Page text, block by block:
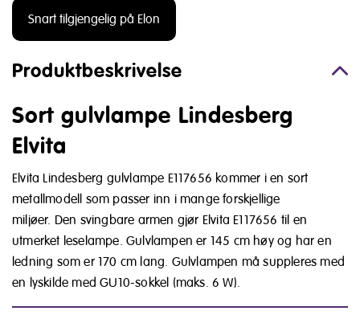
Snart tilgjengelig på Elon
Produktbeskrivelse
Sort gulvlampe Lindesberg
Elvita
Elvita Lindesberg gulvlampe E117656 kommer i en sort
metallmodell som passer inn i mange forskjellige
miljøer. Den svingbare armen gjør Elvita E117656 til en
utmerket leselampe. Gulvlampen er 145 cm høy og har en
ledning som er 170 cm lang. Gulvlampen må suppleres med
en lyskilde med GU10-sokkel (maks. 6 W).